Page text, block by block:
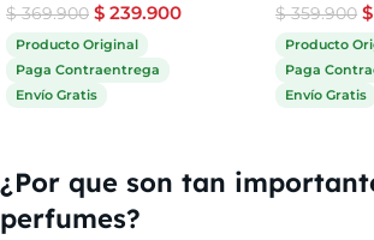
$369.900 $ 239.900
Producto Original
Paga Contraentrega
Envío Gratis
$359.900 $
Producto
Paga
Envío Gratis
¿Por que son tan
perfumes?